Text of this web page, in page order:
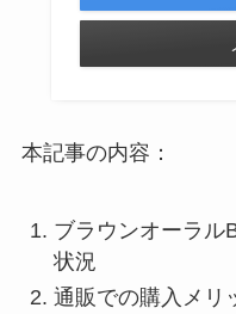
本記事の内容：
ブラウンオーラル
状況
通販での購入メリ